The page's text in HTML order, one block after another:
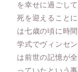
を幸せに過ごし
死を迎えること
は七歳の頃に時
学式でヴィンセ
は前世の記憶が